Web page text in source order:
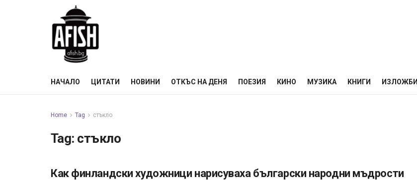
НАЧАЛО ЦИТАТИ НОВИНИ ОТКЪС НА ДЕНЯ ПОЕЗИЯ КИНО МУЗИКА КНИГИ ИЗЛОЖБИ
Home Tag стъкло
Tag: стъкло
ИЗЛОЖБИ
Как финландски художници нарисуваха български народни мъдрости